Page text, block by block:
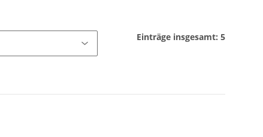
Einträge insgesamt: 5